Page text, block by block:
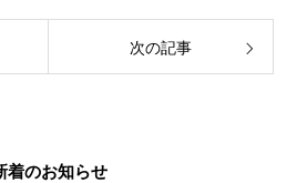
次の記事
着のお知らせ